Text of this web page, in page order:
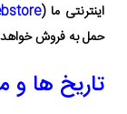
اینترنتی ما (
حمل به فروش
تاریخ ها